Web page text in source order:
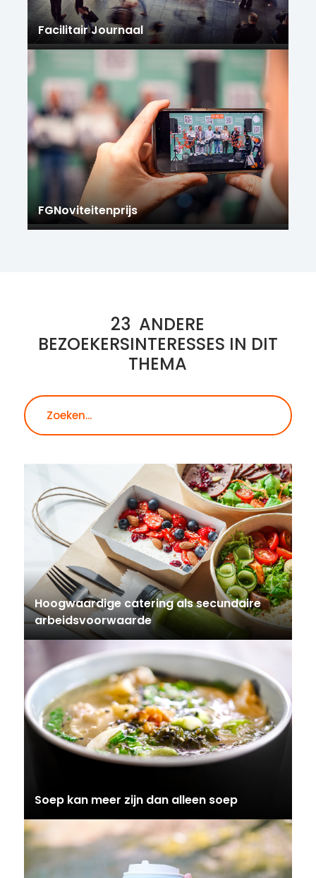
Facilitair Journaal
FGNoviteitenprijs
23 ANDERE
BEZOEKERSINTERESSES IN DIT
THEMA
Hoogwaardige catering als secundaire
arbeidsvoorwaarde
Soep kan meer zijn dan alleen soep